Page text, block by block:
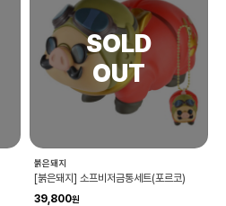
붉은돼지
[붉은돼지] 소프비저금통세트(포르코)
39,800